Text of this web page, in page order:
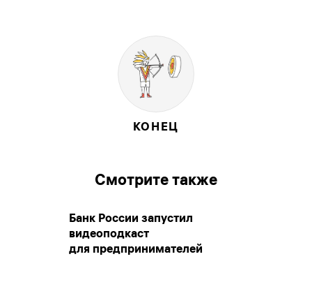
КОНЕЦ
Смотрите также
Банк России запустил
видеоподкаст
для предпринимателей